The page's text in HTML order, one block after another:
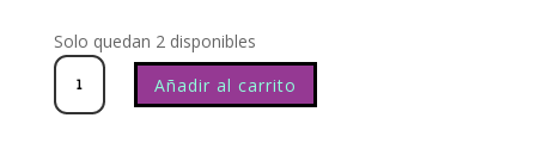
Solo quedan 2 disponibles
Nendoroid
Kakashi
Hatake
(Anbu)
cantidad Añadir al carrito